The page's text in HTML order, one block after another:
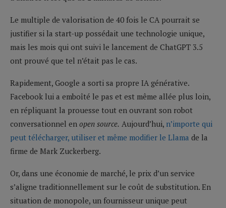
Le multiple de valorisation de 40 fois le CA pourrait se
justifier si la start-up possédait une technologie unique,
mais les mois qui ont suivi le lancement de ChatGPT 3.5
ont prouvé que tel n’était pas le cas.
Rapidement, Google a sorti sa propre IA générative.
Facebook lui a emboîté le pas et est même allée plus loin,
en répliquant la prouesse tout en ouvrant son robot
conversationnel en open source. Aujourd’hui, n’importe qui
peut télécharger, utiliser et même modifier le Llama de la
firme de Mark Zuckerberg.
Or, dans une économie de marché, le prix d’un service
s’aligne traditionnellement sur le coût de substitution. En
situation de monopole, un fournisseur unique peut